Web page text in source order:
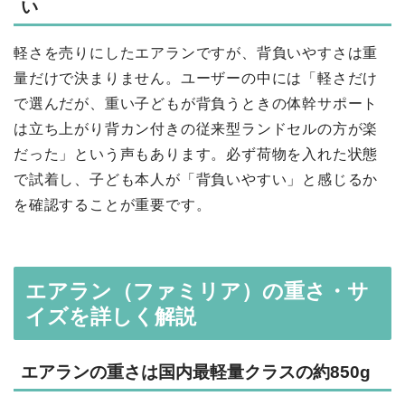
い
軽さを売りにしたエアランですが、背負いやすさは重
量だけで決まりません。ユーザーの中には「軽さだけ
で選んだが、重い子どもが背負うときの体幹サポート
は立ち上がり背カン付きの従来型ランドセルの方が楽
だった」という声もあります。必ず荷物を入れた状態
で試着し、子ども本人が「背負いやすい」と感じるか
を確認することが重要です。
エアラン（ファミリア）の重さ・サ
イズを詳しく解説
エアランの重さは国内最軽量クラスの約850g